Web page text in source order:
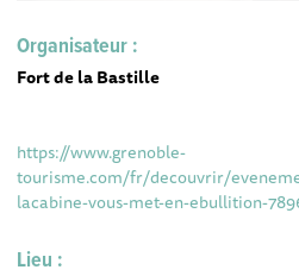
Organisateur :
Fort de la Bastille
https://www.grenoble-
tourisme.com/fr/decouvrir/
lacabine-vous-met-en-ebullition-
Lieu :